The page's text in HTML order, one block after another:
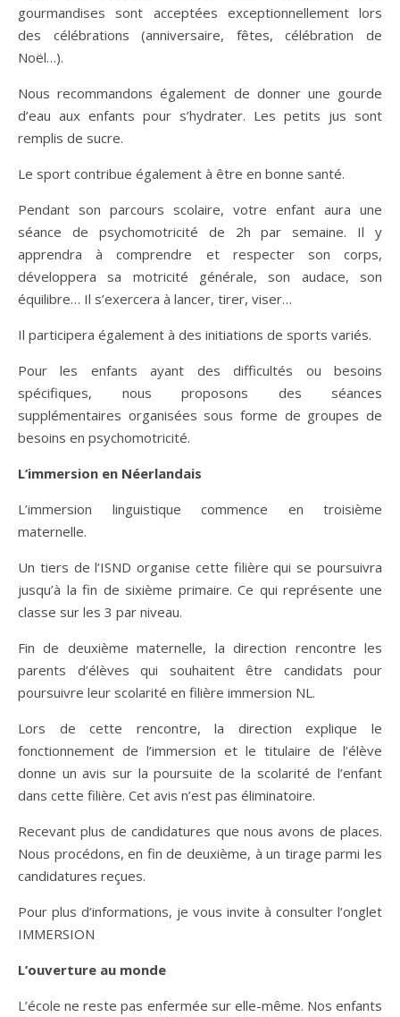
gourmandises sont acceptées exceptionnellement lors
des célébrations (anniversaire, fêtes, célébration de
Noël…).
Nous recommandons également de donner une gourde
d’eau aux enfants pour s’hydrater. Les petits jus sont
remplis de sucre.
Le sport contribue également à être en bonne santé.
Pendant son parcours scolaire, votre enfant aura une
séance de psychomotricité de 2h par semaine. Il y
apprendra à comprendre et respecter son corps,
développera sa motricité générale, son audace, son
équilibre… Il s’exercera à lancer, tirer, viser…
Il participera également à des initiations de sports variés.
Pour les enfants ayant des difficultés ou besoins
spécifiques, nous proposons des séances
supplémentaires organisées sous forme de groupes de
besoins en psychomotricité.
L’immersion en Néerlandais
L’immersion linguistique commence en troisième
maternelle.
Un tiers de l’ISND organise cette filière qui se poursuivra
jusqu’à la fin de sixième primaire. Ce qui représente une
classe sur les 3 par niveau.
Fin de deuxième maternelle, la direction rencontre les
parents d’élèves qui souhaitent être candidats pour
poursuivre leur scolarité en filière immersion NL.
Lors de cette rencontre, la direction explique le
fonctionnement de l’immersion et le titulaire de l’élève
donne un avis sur la poursuite de la scolarité de l’enfant
dans cette filière. Cet avis n’est pas éliminatoire.
Recevant plus de candidatures que nous avons de places.
Nous procédons, en fin de deuxième, à un tirage parmi les
candidatures reçues.
Pour plus d’informations, je vous invite à consulter l’onglet
IMMERSION
L’ouverture au monde
L’école ne reste pas enfermée sur elle-même. Nos enfants